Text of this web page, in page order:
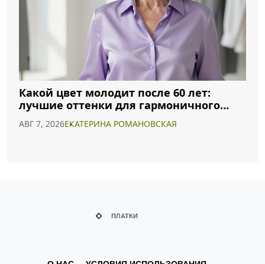
Какой цвет молодит после 60 лет:
лучшие оттенки для гармоничного
АВГ 7, 2026ЕКАТЕРИНА РОМАНОВСКАЯ